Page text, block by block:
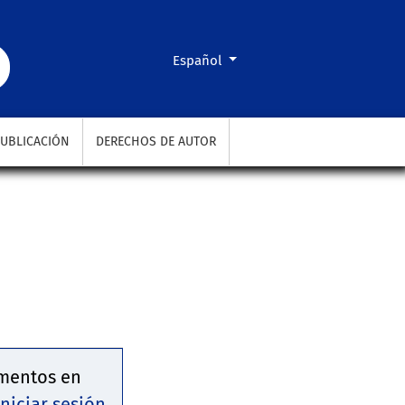
Cambiar el idioma. El actual es:
Español
DERECHOS DE AUTOR
en